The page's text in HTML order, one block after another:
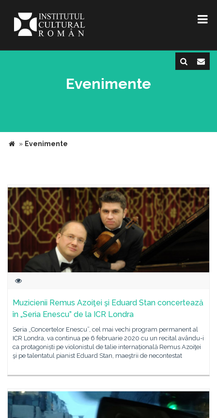
Evenimente
» Evenimente
Muzicienii Remus Azoiţei şi Eduard Stan concertează
în „Seria Enescu” de la ICR Londra
Seria „Concertelor Enescu”, cel mai vechi program permanent al
ICR Londra, va continua pe 6 februarie 2020 cu un recital avându-i
ca protagoniști pe violonistul de talie internațională Remus Azoiţei
şi pe talentatul pianist Eduard Stan, maeştrii de necontestat